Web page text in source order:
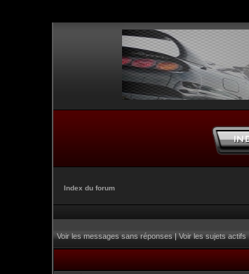
Index du forum
Voir les messages sans réponses|Voir les sujets actifs